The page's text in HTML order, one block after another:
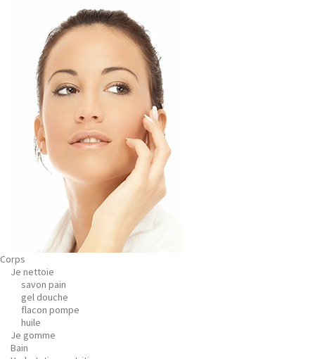
Corps
Je nettoie
savon pain
gel douche
flacon pompe
huile
Je gomme
Bain